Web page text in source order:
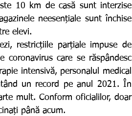
10 km de casă sunt interzise
neesențiale sunt închise
elevi.
care se răspândesc
intensivă, personalul medical
un record pe anul 2021. În
mult. Conform oficialilor, doar
până acum.